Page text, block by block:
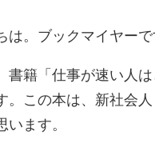
は。ブックマイヤーで
書籍「仕事が速い人
。この本は、新社会
います。